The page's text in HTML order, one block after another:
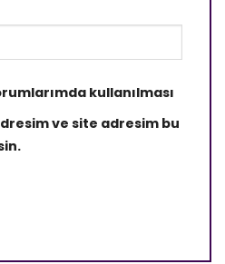
kullanılması
ve site adresim bu